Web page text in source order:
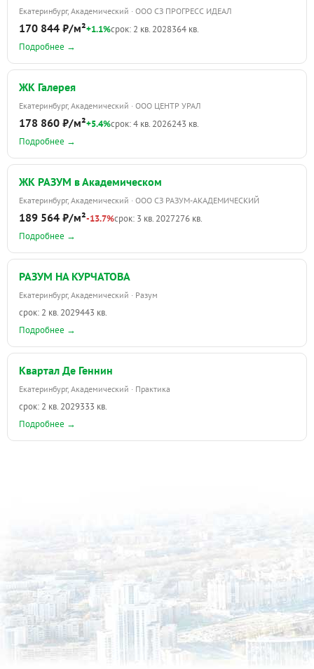
Екатеринбург, Академический · ООО СЗ ПРОГРЕСС ИДЕАЛ
170 844 ₽/м²+1.1%срок: 2 кв. 2028364 кв.
Подробнее →
ЖК Галерея
Екатеринбург, Академический · ООО ЦЕНТР УРАЛ
178 860 ₽/м²+5.4%срок: 4 кв. 2026243 кв.
Подробнее →
ЖК РАЗУМ в Академическом
Екатеринбург, Академический · ООО СЗ РАЗУМ-АКАДЕМИЧЕСКИЙ
189 564 ₽/м²-13.7%срок: 3 кв. 2027276 кв.
Подробнее →
РАЗУМ НА КУРЧАТОВА
Екатеринбург, Академический · Разум
срок: 2 кв. 2029443 кв.
Подробнее →
Квартал Де Геннин
Екатеринбург, Академический · Практика
срок: 2 кв. 2029333 кв.
Подробнее →